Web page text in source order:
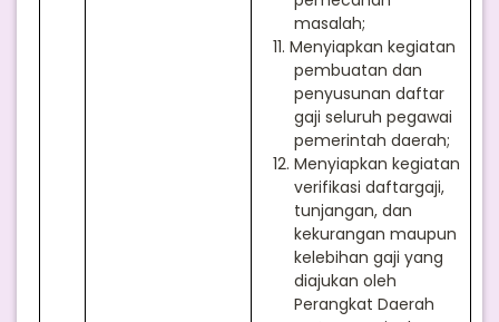
masalah;
11. Menyiapkan kegiatan
pembuatan dan
penyusunan daftar
gaji seluruh pegawai
pemerintah daerah;
12. Menyiapkan kegiatan
verifikasi daftargaji,
tunjangan, dan
kekurangan maupun
kelebihan gaji yang
diajukan oleh
Perangkat Daerah